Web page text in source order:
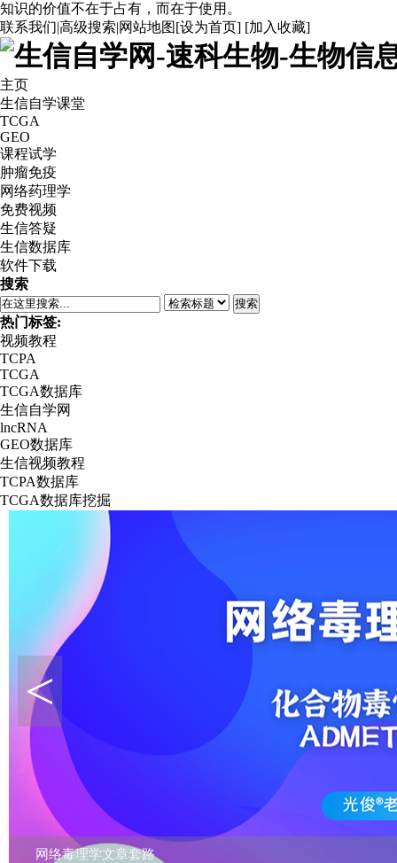
知识的价值不在于占有，而在于使用。
联系我们|高级搜索|网站地图[设为首页] [加入收藏]
主页
生信自学课堂
TCGA
GEO
课程试学
肿瘤免疫
网络药理学
免费视频
生信答疑
生信数据库
软件下载
搜索
搜索
热门标签:
视频教程
TCPA
TCGA
TCGA数据库
生信自学网
lncRNA
GEO数据库
生信视频教程
TCPA数据库
TCGA数据库挖掘
<